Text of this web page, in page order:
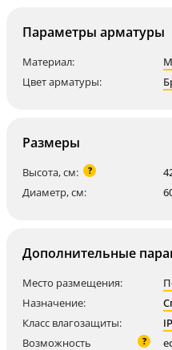
Параметры арматуры
Материал:
Цвет арматуры:
Размеры
Высота, см: ?
Диаметр, см:
Дополнительные
Место размещения:
Назначение:
Класс влагозащиты:
Возможность
?